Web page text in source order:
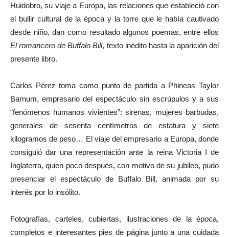
Huidobro, su viaje a Europa, las relaciones que estableció con
el bullir cultural de la época y la torre que le había cautivado
desde niño, dan como resultado algunos poemas, entre ellos
El romancero de Buffalo Bill, texto inédito hasta la aparición del
presente libro.
Carlos Pérez toma como punto de partida a Phineas Taylor
Barnum, empresario del espectáculo sin escrúpulos y a sus
“fenómenos humanos vivientes”: sirenas, mujeres barbudas,
generales de sesenta centímetros de estatura y siete
kilogramos de peso… El viaje del empresario a Europa, donde
consiguió dar una representación ante la reina Victoria I de
Inglaterra, quien poco después, con motivo de su jubileo, pudo
presenciar el espectáculo de Buffalo Bill, animada por su
interés por lo insólito.
Fotografías, carteles, cubiertas, ilustraciones de la época,
completos e interesantes pies de página junto a una cuidada